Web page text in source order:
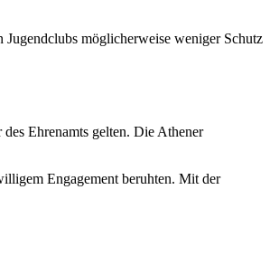
möglicherweise weniger Schutz
Ehrenamts gelten. Die Athener
Engagement beruhten. Mit der